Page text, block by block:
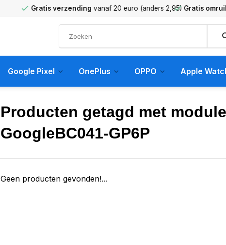
Gratis verzendingvanaf 20 euro (anders 2,95) Gratis omruilen
Google Pixel OnePlus OPPO Apple
Producten getagd met
GoogleBC041-GP6P
Geen producten gevonden!...